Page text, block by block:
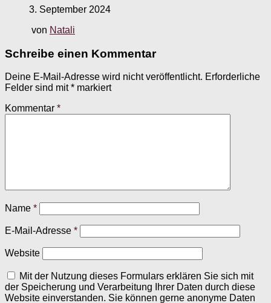
3. September 2024
von Natali
Schreibe einen Kommentar
Deine E-Mail-Adresse wird nicht veröffentlicht. Erforderliche
Felder sind mit* markiert
Kommentar *
Name *
E-Mail-Adresse *
Website
Mit der Nutzung dieses Formulars erklären Sie sich mit
der Speicherung und Verarbeitung Ihrer Daten durch diese
Website einverstanden. Sie können gerne anonyme Daten